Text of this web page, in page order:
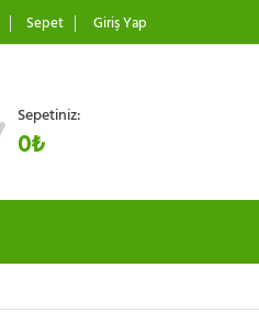
Sepet Giriş Yap
Sepetiniz:
0₺